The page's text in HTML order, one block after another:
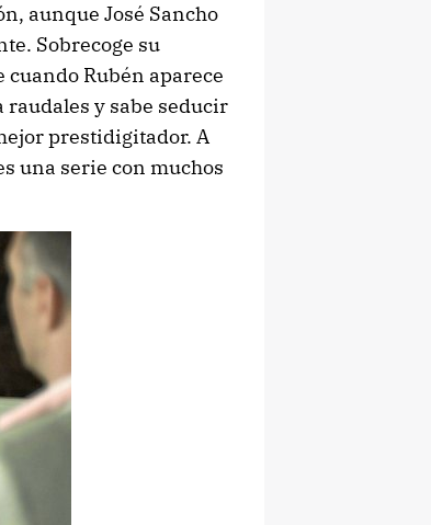
aunque José Sancho
Sobrecoge su
Rubén aparece
raudales y sabe seducir
prestidigitador. A
una serie con muchos